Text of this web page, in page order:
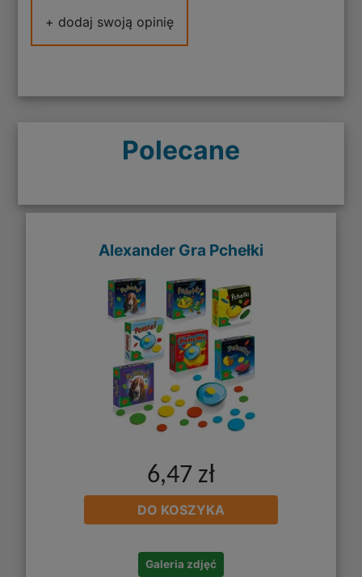
+ dodaj swoją opinię
Polecane
Alexander Gra Pchełki
6,47 zł
DO KOSZYKA
Galeria zdjęć